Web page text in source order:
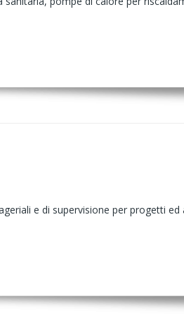
e di supervisione per progetti ed